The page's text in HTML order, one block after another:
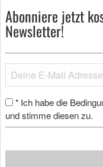
Abonniere jetzt
Newsletter!
* Ich habe die
und stimme diesen zu.